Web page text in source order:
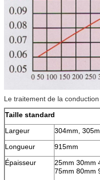
Le traitement de la
Taille standard
Largeur
304mm,
Longueur
915mm
Épaisseur
25mm 30mm
75mm 80mm